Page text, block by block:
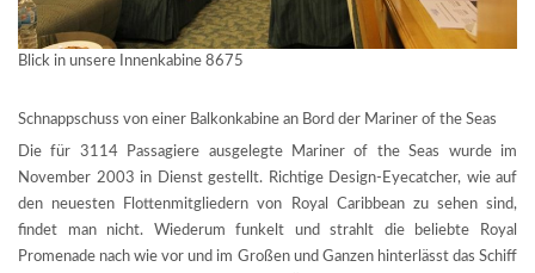
Blick in unsere Innenkabine 8675
Schnappschuss von einer Balkonkabine an Bord der Mariner of the Seas
Die für 3114 Passagiere ausgelegte Mariner of the Seas wurde im
November 2003 in Dienst gestellt. Richtige Design-Eyecatcher, wie auf
den neuesten Flottenmitgliedern von Royal Caribbean zu sehen sind,
findet man nicht. Wiederum funkelt und strahlt die beliebte Royal
Promenade nach wie vor und im Großen und Ganzen hinterlässt das Schiff